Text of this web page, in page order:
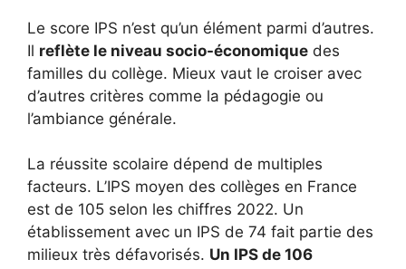
Le score IPS n’est qu’un élément parmi d’autres.
Il reflète le niveau socio-économique des
familles du collège. Mieux vaut le croiser avec
d’autres critères comme la pédagogie ou
l’ambiance générale.
La réussite scolaire dépend de multiples
facteurs. L’IPS moyen des collèges en France
est de 105 selon les chiffres 2022. Un
établissement avec un IPS de 74 fait partie des
milieux très défavorisés. Un IPS de 106